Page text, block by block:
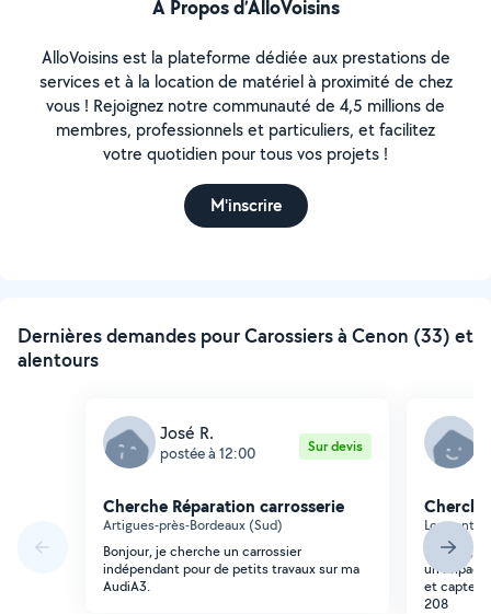
À Propos d’AlloVoisins
AlloVoisins est la plateforme dédiée aux prestations de
services et à la location de matériel à proximité de chez
vous ! Rejoignez notre communauté de 4,5 millions de
membres, professionnels et particuliers, et facilitez
votre quotidien pour tous vos projets !
M'inscrire
Dernières demandes pour Carossiers à Cenon (33) et
alentours
José R.
postée à 12:00 Sur devis
Cherche Réparation carrosserie
Artigues-près-Bordeaux (Sud)
Bonjour, je cherche un carrossier
indépendant pour de petits travaux sur ma
AudiA3.
Lormont
Bonjour,
un impact
et
208